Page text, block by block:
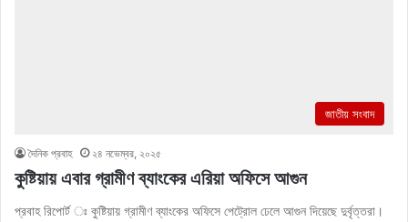
জাতীয় সংবাদ
দৈনিক প্রবাহ ২৪ নভেম্বর, ২০২৫
কুষ্টিয়ায় এবার গ্রামীণ ব্যাংকের এরিয়া অফিসে আগুন
প্রবাহ রিপোর্ট ঃ কুষ্টিয়ায় গ্রামীণ ব্যাংকের অফিসে পেট্রোল ঢেলে আগুন দিয়েছে দুর্বৃত্তরা।